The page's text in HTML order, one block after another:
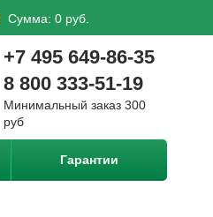
Сумма: 0 руб.
+7 495 649-86-35
8 800 333-51-19
Минимальный заказ 300
руб
Гарантии